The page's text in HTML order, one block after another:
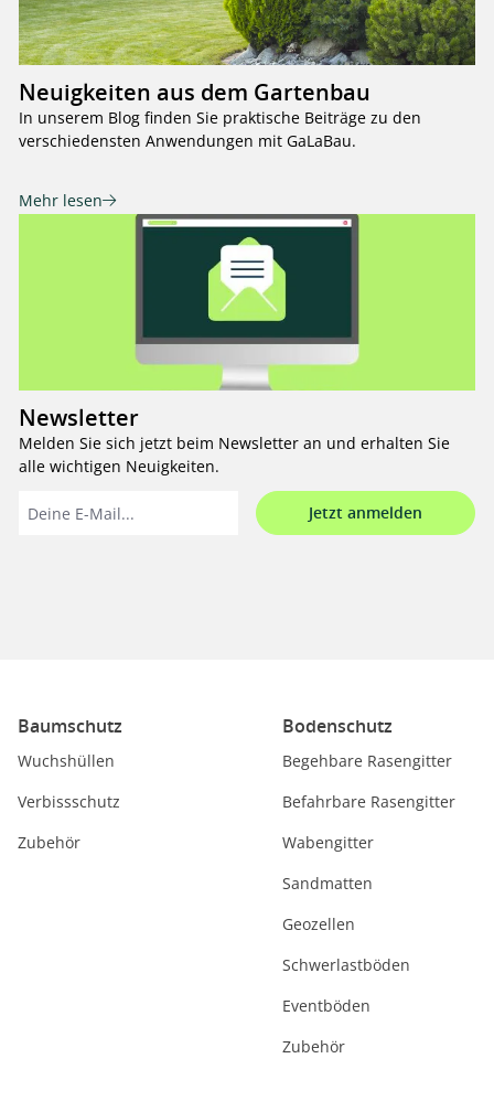
Neuigkeiten aus dem Gartenbau
In unserem Blog finden Sie praktische Beiträge zu den
verschiedensten Anwendungen mit GaLaBau.
Mehr lesen
Newsletter
Melden Sie sich jetzt beim Newsletter an und erhalten Sie
alle wichtigen Neuigkeiten.
Jetzt anmelden
Baumschutz
Wuchshüllen
Verbissschutz
Zubehör
Bodenschutz
Begehbare Rasengitter
Befahrbare Rasengitter
Wabengitter
Sandmatten
Geozellen
Schwerlastböden
Eventböden
Zubehör